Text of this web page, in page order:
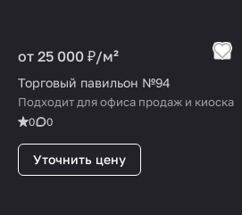
от 25 000 ₽/м²
Торговый павильон №94
Подходит для офиса продаж и киоска
0 0
Уточнить цену